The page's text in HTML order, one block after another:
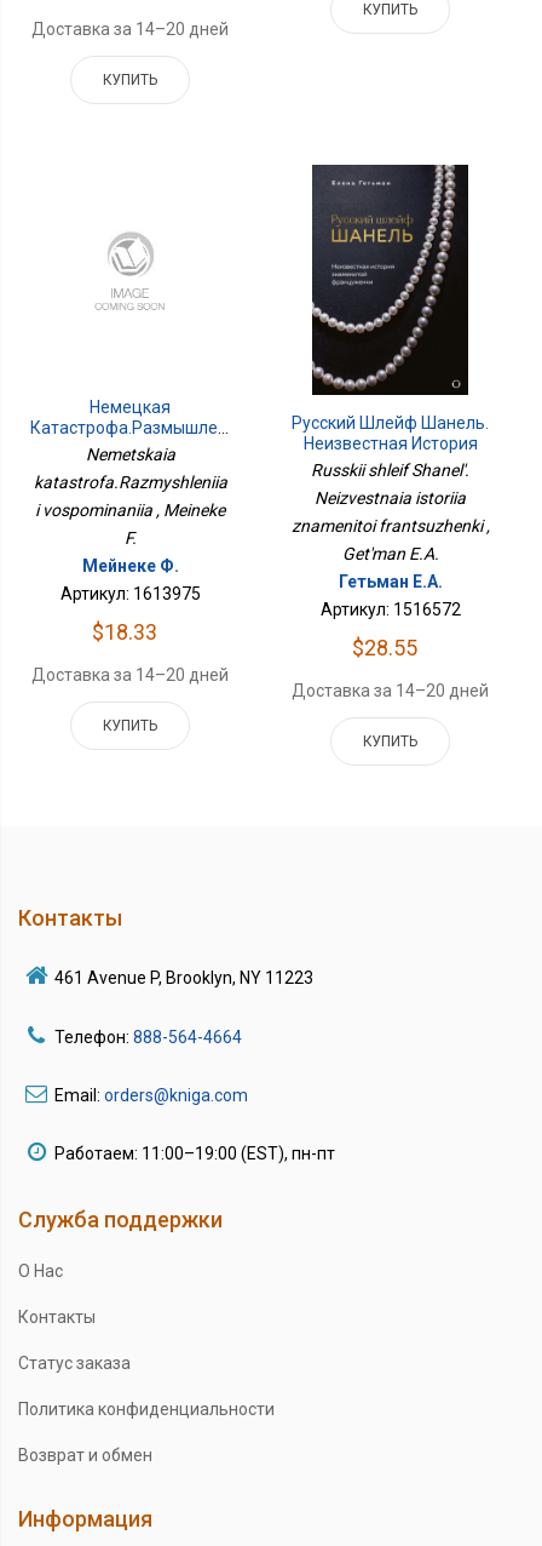
Доставка за 14–20 дней
КУПИТЬ
КУПИТЬ
Немецкая
Катастрофа.Размышления
И Воспоминания
Nemetskaia
katastrofa.Razmyshleniia
i vospominaniia , Meineke
F.
Мейнеке Ф.
Артикул: 1613975
$18.33
Доставка за 14–20 дней
КУПИТЬ
Русский Шлейф Шанель.
Неизвестная История
Знаменитой
Russkii shleif Shanel'.
Neizvestnaia istoriia
znamenitoi frantsuzhenki ,
Get'man E.A.
Гетьман Е.А.
Артикул: 1516572
$28.55
Доставка за 14–20 дней
КУПИТЬ
Контакты
461 Avenue P, Brooklyn, NY 11223
Телефон: 888-564-4664
Email: orders@kniga.com
Работаем: 11:00–19:00 (EST), пн-пт
Служба поддержки
О Нас
Контакты
Статус заказа
Политика конфиденциальности
Возврат и обмен
Информация